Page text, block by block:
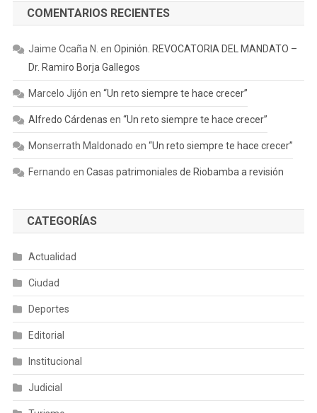
COMENTARIOS RECIENTES
Jaime Ocaña N. en Opinión. REVOCATORIA DEL MANDATO –
Dr. Ramiro Borja Gallegos
Marcelo Jijón en “Un reto siempre te hace crecer”
Alfredo Cárdenas en “Un reto siempre te hace crecer”
Monserrath Maldonado en “Un reto siempre te hace crecer”
Fernando en Casas patrimoniales de Riobamba a revisión
CATEGORÍAS
Actualidad
Ciudad
Deportes
Editorial
Institucional
Judicial